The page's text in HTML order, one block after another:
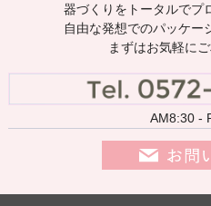
器づくりをトータルでプ
自由な発想でのパッケー
まずはお気軽に
AM8:30 -